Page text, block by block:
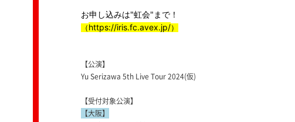
お申し込みは"虹会"まで！
（ https://iris.fc.avex.jp/）
【公演】
Yu Serizawa 5th Live Tour 2024(仮)
【受付対象公演】
【大阪】